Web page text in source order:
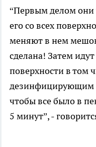
“Первым делом
его со всех
меняют в нем
сделана! Затем
поверхности в том
чтобы все было в
5 минут”, -